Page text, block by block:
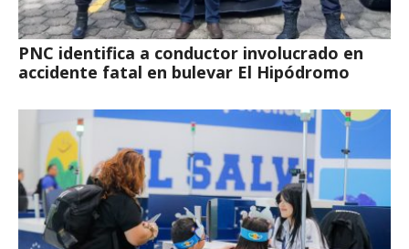
PNC identifica a conductor involucrado en
accidente fatal en bulevar El Hipódromo